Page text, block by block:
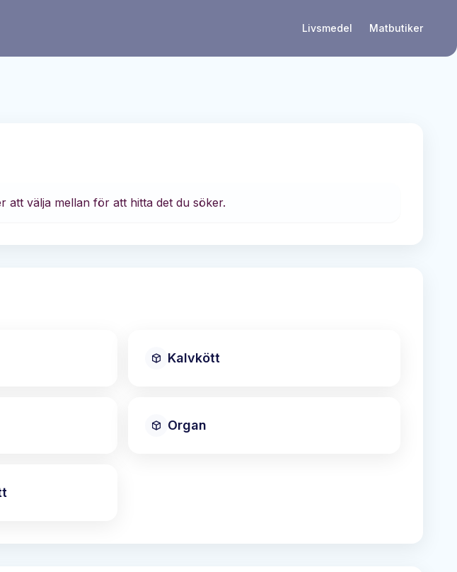
Livsmedel Matbutiker
välja mellan för att hitta det du söker.
Kalvkött
Organ